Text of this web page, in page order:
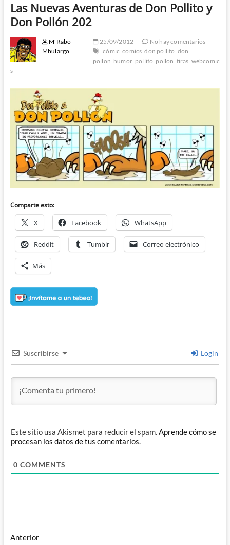
Las Nuevas Aventuras de Don Pollito y
Don Pollón 202
M'Rabo
Mhulargo
25/09/2012
No hay comentarios
cómic comics don pollito don
pollon humor pollito pollon tiras webcomic
s
Comparte esto:
X Facebook WhatsApp
Reddit Tumblr Correo electrónico
Más
Suscribirse Login
Este sitio usa Akismet para reducir el spam.Aprende cómo se
procesan los datos de tus comentarios.
0 COMMENTS
Navegación
AnteriorEntrada